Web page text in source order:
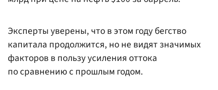
Эксперты уверены, что в этом году бегство
капитала продолжится, но не видят значимых
факторов в пользу усиления оттока
по сравнению с прошлым годом.